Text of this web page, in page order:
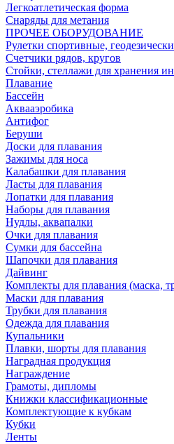
Легкоатлетическая форма
Снаряды для метания
ПРОЧЕЕ ОБОРУДОВАНИЕ
Рулетки спортивные,
Счетчики рядов, кругов
Стойки, стеллажи для хранения
Плавание
Бассейн
Аквааэробика
Антифог
Беруши
Доски для плавания
Зажимы для носа
Калабашки для плавания
Ласты для плавания
Лопатки для плавания
Наборы для плавания
Нудлы, аквапалки
Очки для плавания
Сумки для бассейна
Шапочки для плавания
Дайвинг
Комплекты для плавания (маска,
Маски для плавания
Трубки для плавания
Одежда для плавания
Купальники
Плавки, шорты для плавания
Наградная продукция
Награждение
Грамоты, дипломы
Книжки классификационные
Комплектующие к кубкам
Кубки
Ленты